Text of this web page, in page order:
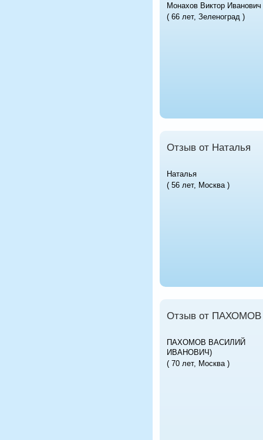
Монахов Виктор Иванович
( 66 лет, Зеленоград )
Отзыв от Наталья
Наталья
( 56 лет, Москва )
Отзыв от
ПАХОМОВ ВАСИЛИЙ
ИВАНОВИЧ)
( 70 лет, Москва )